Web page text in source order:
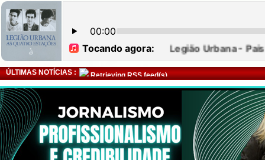
ÚLTIMAS NOTÍCIAS : Retrieving RSS feed(s)